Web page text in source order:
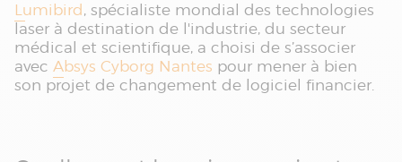
Lumibird , spécialiste mondial des technologies
laser à destination de l'industrie, du secteur
médical et scientifique, a choisi de s’associer
avec Absys Cyborg Nantes pour mener à bien
son projet de changement de logiciel financier.